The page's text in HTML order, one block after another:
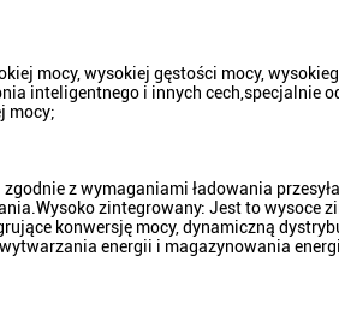
mocy, wysokiej gęstości mocy,
inteligentnego i innych cech,specjalnie
mocy;
z wymaganiami ładowania
zintegrowany: Jest to wysoce
konwersję mocy, dynamiczną
energii i magazynowania